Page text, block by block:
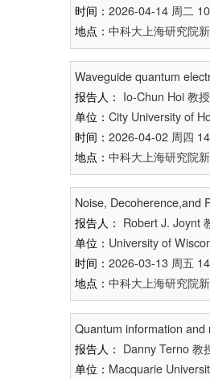
时间： 2026-04-14 周二
地点： 中科大上海研究院
Waveguide quantum
报告人： Io-Chun Hoi教授
单位： City University of
时间： 2026-04-02 周四
地点： 中科大上海研究院
Noise, Decoherence,and
报告人： Robert J. Joynt
单位： University of
时间： 2026-03-13 周五
地点： 中科大上海研究院
Quantum information and
报告人： Danny Terno教
单位： Macquarie